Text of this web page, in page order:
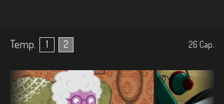
Temp. 1 2 26 Cap.